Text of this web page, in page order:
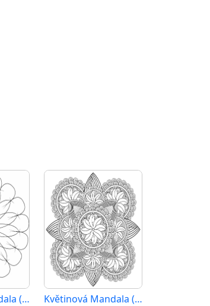
Květinová Mandala (16) Květinová Mandala (14)